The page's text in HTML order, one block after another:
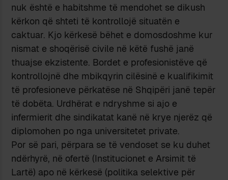
nuk është e habitshme të mendohet se dikush
kërkon që shteti të kontrollojë situatën e
caktuar. Kjo kërkesë bëhet e domosdoshme kur
nismat e shoqërisë civile në këtë fushë janë
thuajse ekzistente. Bordet e profesionistëve që
kontrollojnë dhe mbikqyrin cilësinë e kualifikimit
të profesioneve përkatëse në Shqipëri janë tepër
të dobëta. Urdhërat e ndryshme si ajo e
infermierit dhe sindikatat kanë në krye njerëz që
diplomohen po nga universitetet private.
Por së pari, përpara se të vendoset se ku duhet
ndërhyrë, në ofertë (Institucionet e Arsimit të
Lartë) apo në kërkesë (politika selektive për